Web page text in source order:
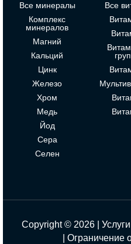
Все минералы
Комплекс
минералов
Магний
Кальций
Цинк
Железо
Хром
Медь
Йод
Сера
Селен
Все
Copyright © 2026 |
Ограничение